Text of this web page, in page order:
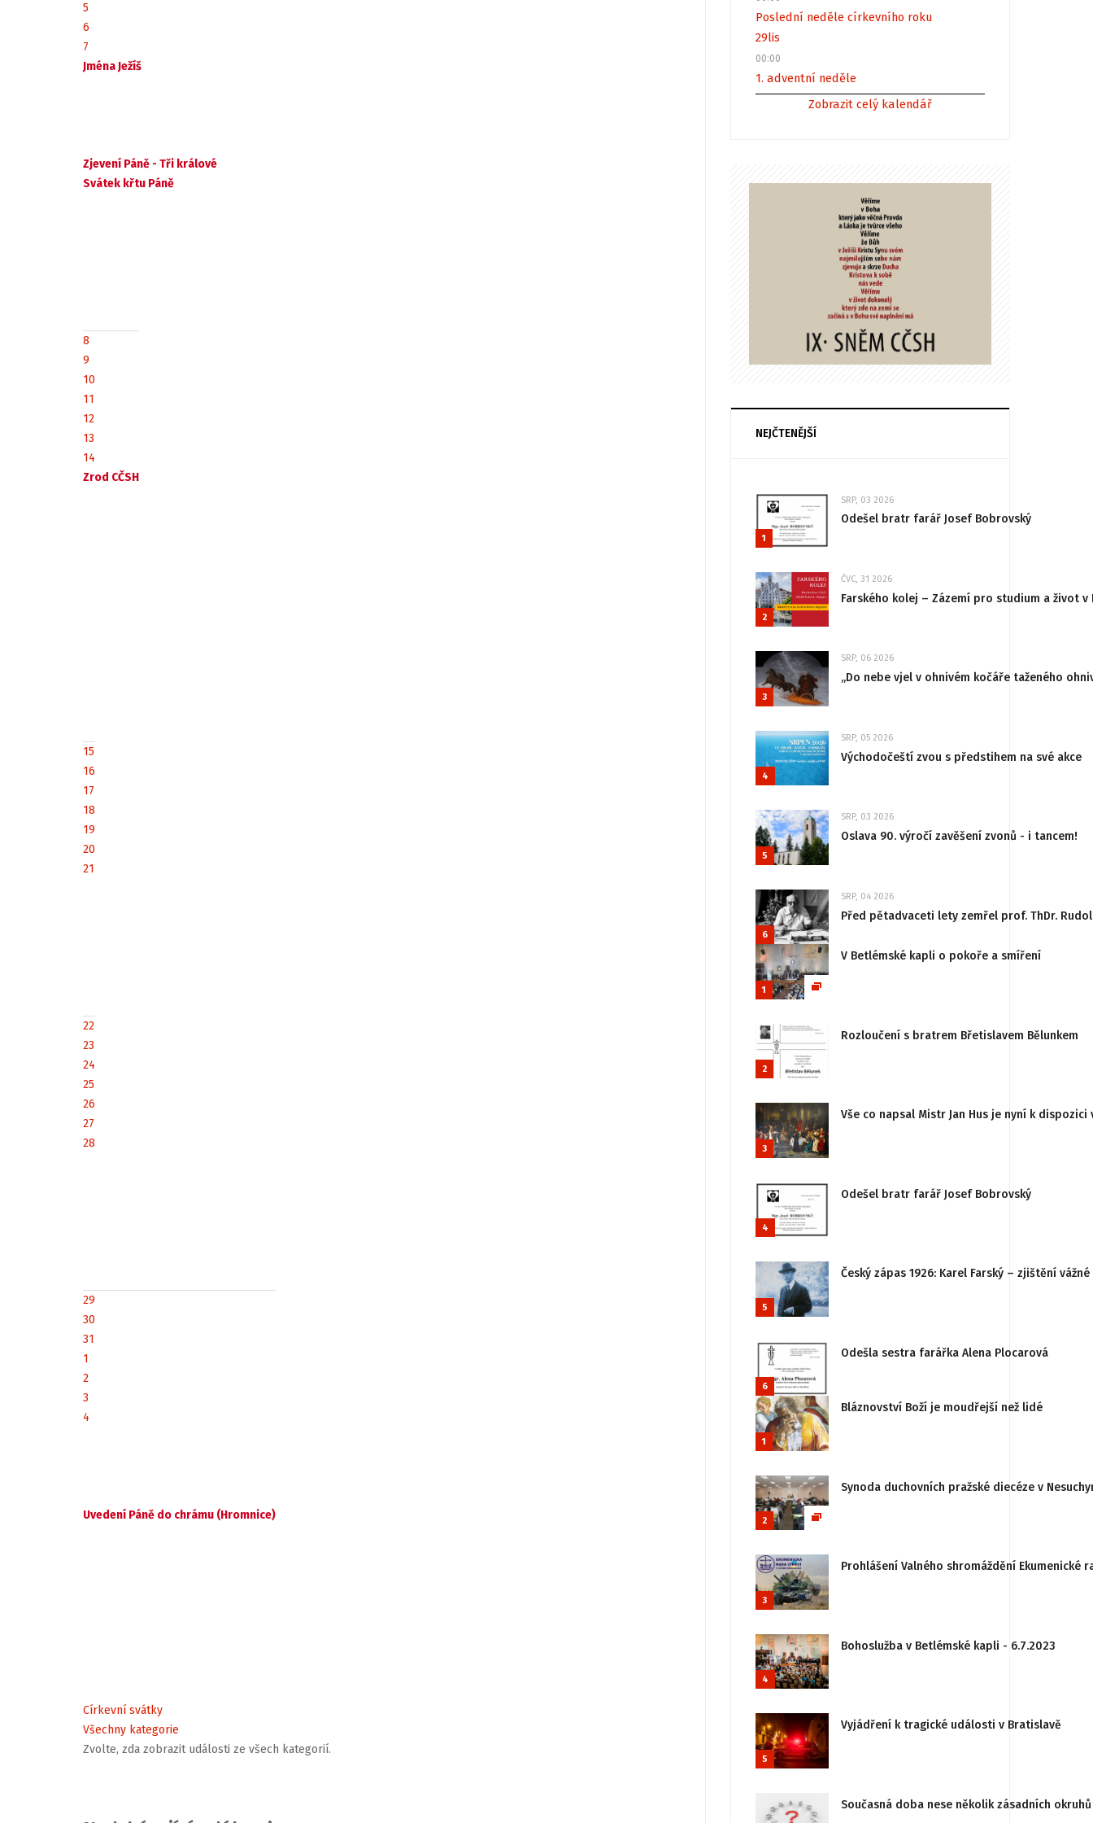
5
6
7
Jména Ježíš
Zjevení Páně - Tři králové
Svátek křtu Páně
8
9
10
11
12
13
14
Zrod CČSH
15
16
17
18
19
20
21
22
23
24
25
26
27
28
29
30
31
1
2
3
4
Uvedení Páně do chrámu (Hromnice)
Církevní svátky
Všechny kategorie
Zvolte, zda zobrazit události ze všech kategorií.
Poslední neděle církevního roku
29lis
00:00
1. adventní neděle
Zobrazit celý kalendář
NEJČTENĚJŠÍ
1
SRP, 03 2026
Odešel bratr farář Josef Bobrovský
2
ČVC, 31 2026
Farského kolej – Zázemí pro studium a život v
3
SRP, 06 2026
„Do nebe vjel v ohnivém kočáře taženého
4
SRP, 05 2026
Východočeští zvou s předstihem na své akce
5
SRP, 03 2026
Oslava 90. výročí zavěšení zvonů - i tancem!
6
SRP, 04 2026
Před pětadvaceti lety zemřel prof. ThDr.
1
V Betlémské kapli o pokoře a smíření
2
Rozloučení s bratrem Břetislavem Bělunkem
3
Vše co napsal Mistr Jan Hus je nyní k
4
Odešel bratr farář Josef Bobrovský
5
Český zápas 1926: Karel Farský – zjištění
6
Odešla sestra farářka Alena Plocarová
1
Bláznovství Boží je moudřejší než lidé
2
Synoda duchovních pražské diecéze v
3
Prohlášení Valného shromáždění
4
Bohoslužba v Betlémské kapli - 6.7.2023
5
Vyjádření k tragické události v Bratislavě
Současná doba nese několik zásadních